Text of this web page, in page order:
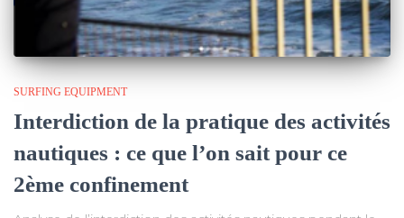
SURFING EQUIPMENT
Interdiction de la pratique des activités
nautiques : ce que l’on sait pour ce
2ème confinement